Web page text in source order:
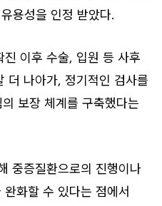
용성을 인정 받았다.
이후 수술, 입원 등 사후
더 나아가, 정기적인 검사를
보장 체계를 구축했다는
중증질환으로의 진행이나
화할 수 있다는 점에서